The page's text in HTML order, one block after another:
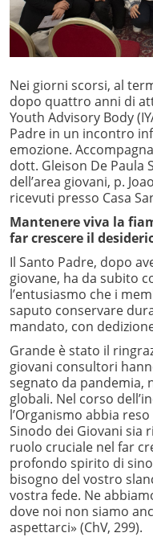
Nei giorni scorsi, al
dopo quattro anni di
Youth Advisory Body
Padre in un incontro
emozione.
dott. Gleison De Paula
dell’area giovani, p.
ricevuti presso Casa
Mantenere viva la
far crescere il
Il Santo Padre, dopo
giovane, ha da subito
l’entusiasmo che i
saputo conservare
mandato, con
Grande è stato il
giovani consultori
segnato da pandemia,
globali. Nel corso
l’Organismo abbia
Sinodo dei Giovani sia
ruolo cruciale nel far
profondo spirito di
bisogno del vostro
vostra fede. Ne
dove noi non siamo
aspettarci» (ChV, 299).